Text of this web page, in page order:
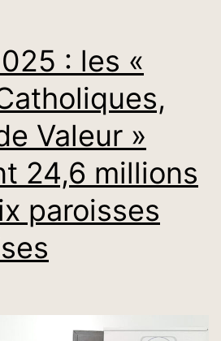
: les «
Valeur »
24,6 millions
paroisses